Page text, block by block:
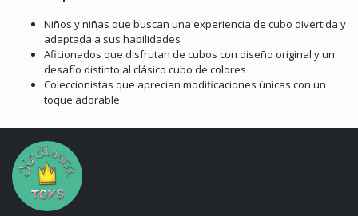
Niños y niñas que buscan una experiencia de cubo divertida y
adaptada a sus habilidades
Aficionados que disfrutan de cubos con diseño original y un
desafío distinto al clásico cubo de colores
Coleccionistas que aprecian modificaciones únicas con un
toque adorable